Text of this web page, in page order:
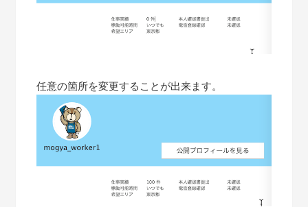
任意の箇所を変更することが出来ます。